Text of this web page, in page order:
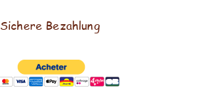
Sichere Bezahlung